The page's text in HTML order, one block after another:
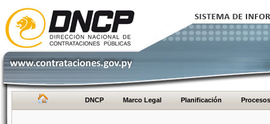
DNCP Marco Legal Planificación Procesos